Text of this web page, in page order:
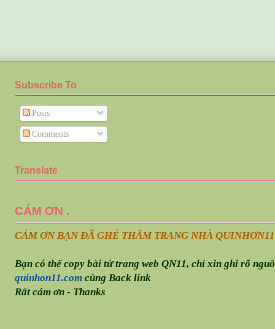
Subscribe To
Posts
Comments
Translate
CÁM ƠN .
CÁM ƠN BẠN ĐÃ GHÉ THĂM TRANG NHÀ QUINHƠN
Bạn có thể copy bài từ trang web QN11, chỉ xin ghi rõ
quinhon11.comcùng Back link
Rất cám ơn - Thanks